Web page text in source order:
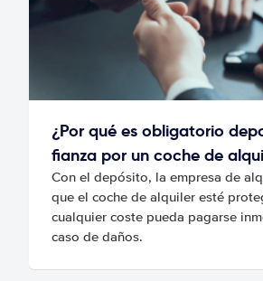
¿Por qué es obligatorio
fianza por un coche de
Con el depósito, la empresa de
que el coche de alquiler esté
cualquier coste pueda pagarse
caso de daños.